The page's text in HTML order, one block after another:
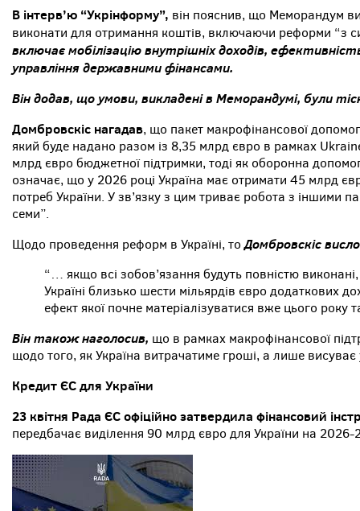
В інтерв’ю “Укрінформу”, він пояснив, що Меморандум
виконати для отримання коштів, включаючи реформи “з
включає мобілізацію внутрішніх доходів,
управління державними фінансами.
Він додав, що умови, викладені в Меморандумі, були
Домбровскіс нагадав, що пакет макрофінансової
який буде надано разом із 8,35 млрд євро в рамках
млрд євро бюджетної підтримки, тоді як оборонна
означає, що у 2026 році Україна має отримати 45 млрд
потреб України. У зв’язку з цим триває робота з іншими
семи”.
Щодо проведення реформ в Україні, тоДомбровскіс
“… якщо всі зобов’язання будуть повністю
Україні близько шести мільярдів євро додаткових
ефект якої почне матеріалізуватися вже цього року
Він також наголосив, що в рамках макрофінансової
щодо того, як Україна витрачатиме гроші, а лише
Кредит ЄС для України
23 квітня Рада ЄС офіційно затвердила фінансовий
передбачає виділення 90 млрд євро для України на